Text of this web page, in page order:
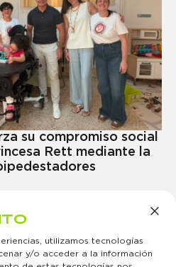
utilizamos tecnologías
y/o acceder a la información
su compromiso social
Rett mediante la